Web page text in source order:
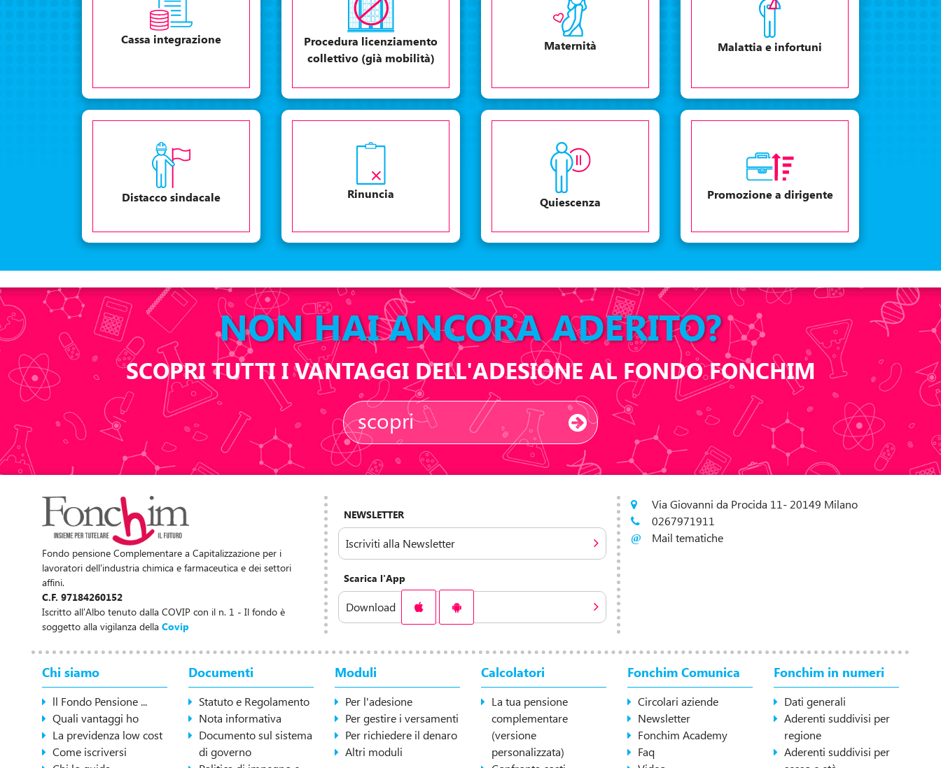
Cassa integrazione
Procedura licenziamento
collettivo (già mobilità)
Maternità Malattia e infortuni
Distacco sindacale Rinuncia
Quiescenza
Promozione a dirigente
NON HAI ANCORA ADERITO?
SCOPRI TUTTI I VANTAGGI DELL'ADESIONE AL FONDO FONCHIM
scopri
Fondo pensione Complementare a Capitalizzazione per i
lavoratori dell'industria chimica e farmaceutica e dei settori
affini.
C.F. 97184260152
Iscritto all'Albo tenuto dalla COVIP con il n. 1 - Il fondo è
soggetto alla vigilanza della Covip
NEWSLETTER
Iscriviti alla Newsletter
Scarica l'App
Download
Via Giovanni da Procida 11- 20149 Milano
0267971911
Mail tematiche
Chi siamo
ll Fondo Pensione ...
Quali vantaggi ho
La previdenza low cost
Come iscriversi
Documenti
Statuto e Regolamento
Nota informativa
Documento sul sistema
di governo
Moduli
Per l'adesione
Per gestire i versamenti
Per richiedere il denaro
Altri moduli
Calcolatori
La tua pensione
complementare
(versione
personalizzata)
Fonchim Comunica
Circolari aziende
Newsletter
Fonchim Academy
Faq
Fonchim in numeri
Dati generali
Aderenti suddivisi per
regione
Aderenti suddivisi per